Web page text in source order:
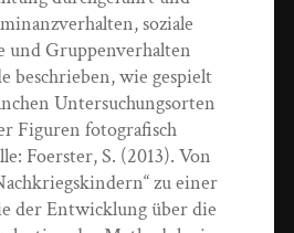
soziale
und Gruppenverhalten
beschrieben, wie gespielt
Untersuchungsorten
Figuren fotografisch
Foerster, S. (2013). Von
zu einer
der Entwicklung über die